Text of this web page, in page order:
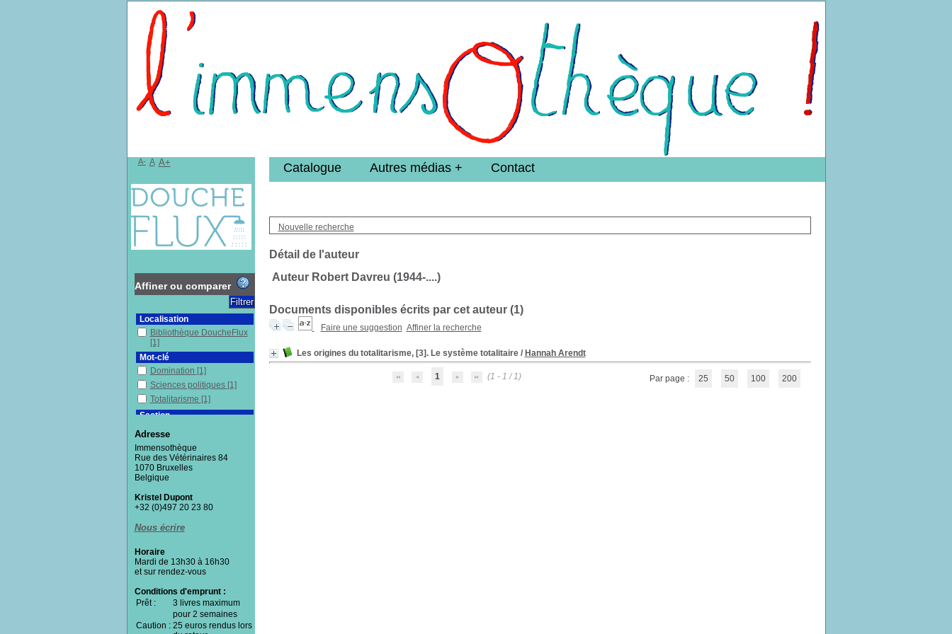
Nouvelle recherche
Détail de l'auteur
Auteur Robert Davreu (1944-....)
Documents disponibles écrits par cet auteur (1)
Faire une suggestion Affiner la recherche
Les origines du totalitarisme, [3]. Le système totalitaire/ Hannah Arendt
1 (1 - 1 / 1) Par page : 25 50 100 200
Catalogue Autres médias Contact
A- A A+
Affiner ou comparer
Localisation
Bibliothèque DoucheFlux
[1]
Mot-clé
Domination [1]
Sciences politiques [1]
Totalitarisme [1]
Section
Adresse
Immensothèque
Rue des Vétérinaires 84
1070 Bruxelles
Belgique
Kristel Dupont
+32 (0)497 20 23 80
Nous écrire
Horaire
Mardi de 13h30 à 16h30
et sur rendez-vous
Conditions d'emprunt :
Prêt :
3 livres maximum
pour 2 semaines
Caution : 25 euros rendus lors